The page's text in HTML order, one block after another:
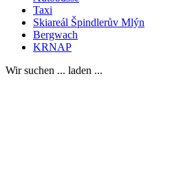
Taxi
Skiareál Špindlerův Mlýn
Bergwach
KRNAP
Wir suchen ... laden ...